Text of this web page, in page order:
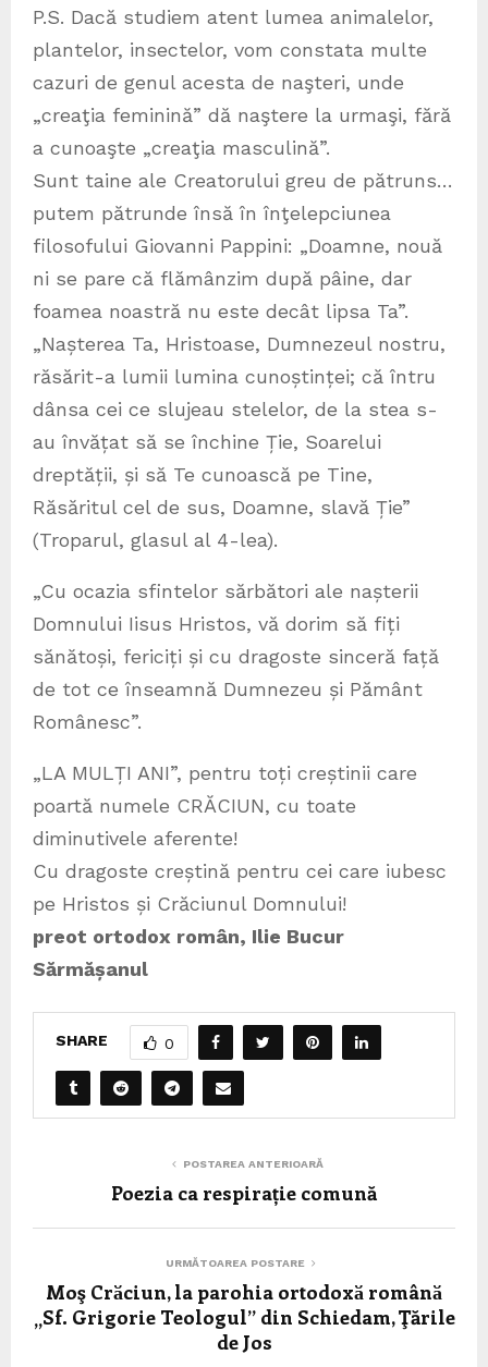
P.S. Dacă studiem atent lumea animalelor,
plantelor, insectelor, vom constata multe
cazuri de genul acesta de naşteri, unde
„creaţia feminină” dă naştere la urmaşi, fără
a cunoaşte „creaţia masculină”.
Sunt taine ale Creatorului greu de pătruns…
putem pătrunde însă în înţelepciunea
filosofului Giovanni Pappini: „Doamne, nouă
ni se pare că flămânzim după pâine, dar
foamea noastră nu este decât lipsa Ta”.
„Nașterea Ta, Hristoase, Dumnezeul nostru,
răsărit-a lumii lumina cunoștinței; că întru
dânsa cei ce slujeau stelelor, de la stea s-
au învățat să se închine Ție, Soarelui
dreptății, și să Te cunoască pe Tine,
Răsăritul cel de sus, Doamne, slavă Ție”
(Troparul, glasul al 4-lea).
„Cu ocazia sfintelor sărbători ale nașterii
Domnului Iisus Hristos, vă dorim să fiți
sănătoși, fericiți și cu dragoste sinceră față
de tot ce înseamnă Dumnezeu și Pământ
Românesc”.
„LA MULȚI ANI”, pentru toți creștinii care
poartă numele CRĂCIUN, cu toate
diminutivele aferente!
Cu dragoste creștină pentru cei care iubesc
pe Hristos și Crăciunul Domnului!
preot ortodox român, Ilie Bucur
Sărmășanul
SHARE 0
POSTAREA ANTERIOARĂ
Poezia ca respirație comună
URMĂTOAREA POSTARE
Moş Crӑciun, la parohia ortodoxӑ românӑ
„Sf. Grigorie Teologul” din Schiedam, Ţările
de Jos